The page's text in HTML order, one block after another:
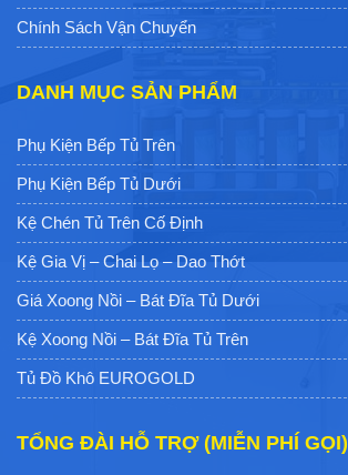
Chính Sách Vận Chuyển
DANH MỤC SẢN PHẨM
Phụ Kiện Bếp Tủ Trên
Phụ Kiện Bếp Tủ Dưới
Kệ Chén Tủ Trên Cố Định
Kệ Gia Vị – Chai Lọ – Dao Thớt
Giá Xoong Nồi – Bát Đĩa Tủ Dưới
Kệ Xoong Nồi – Bát Đĩa Tủ Trên
Tủ Đồ Khô EUROGOLD
TỔNG ĐÀI HỖ TRỢ (MIỄN PHÍ GỌI)